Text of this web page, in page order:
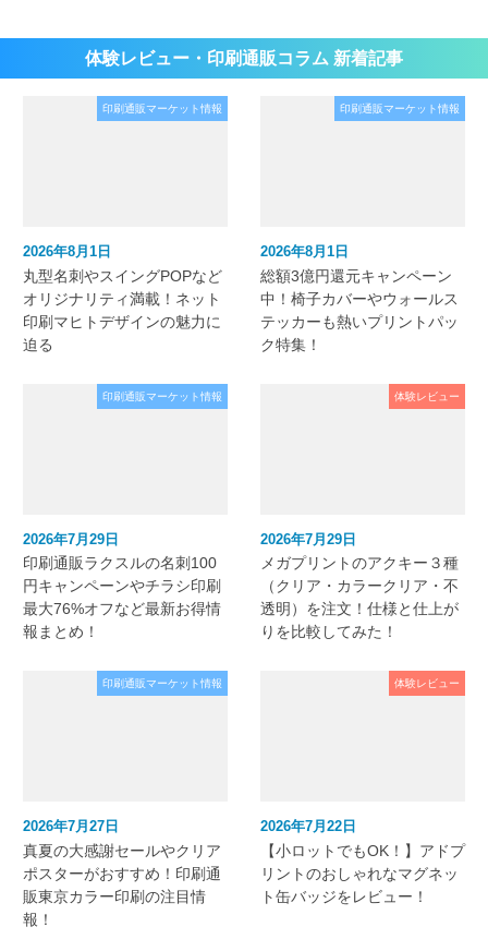
体験レビュー・印刷通販コラム 新着記事
印刷通販マーケット情報
2026年8月1日
丸型名刺やスイングPOPなど
オリジナリティ満載！ネット
印刷マヒトデザインの魅力に
迫る
印刷通販マーケット情報
2026年8月1日
総額3億円還元キャンペーン
中！椅子カバーやウォールス
テッカーも熱いプリントパッ
ク特集！
印刷通販マーケット情報
2026年7月29日
印刷通販ラクスルの名刺100
円キャンペーンやチラシ印刷
最大76%オフなど最新お得情
報まとめ！
体験レビュー
2026年7月29日
メガプリントのアクキー３種
（クリア・カラークリア・不
透明）を注文！仕様と仕上が
りを比較してみた！
印刷通販マーケット情報
2026年7月27日
真夏の大感謝セールやクリア
ポスターがおすすめ！印刷通
販東京カラー印刷の注目情
報！
体験レビュー
2026年7月22日
【小ロットでもOK！】アドプ
リントのおしゃれなマグネッ
ト缶バッジをレビュー！